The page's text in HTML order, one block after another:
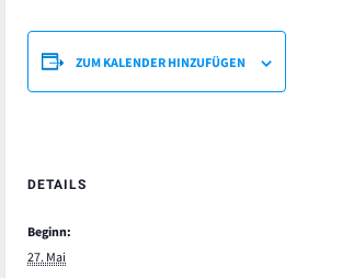
ZUM KALENDER HINZUFÜGEN
DETAILS
Beginn:
27. Mai